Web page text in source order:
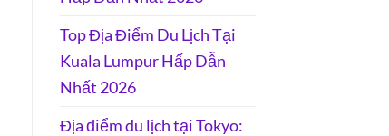
Top Địa Điểm Du Lịch Tại
Kuala Lumpur Hấp Dẫn
Nhất 2026
Địa điểm du lịch tại Tokyo: